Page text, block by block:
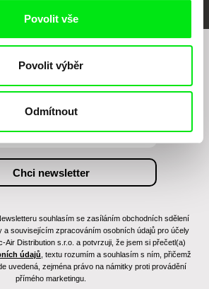
Povolit vše
Povolit výběr
Odmítnout
informováni o našem
programu?
souhlasím se zasíláním obchodních sdělení
a souvisejícím zpracováním osobních údajů pro účely
Air Distribution s.r.o. a potvrzuji, že jsem si přečetl(a)
údajů , textu rozumím a souhlasím s ním, přičemž
uvedená, zejména právo na námitky proti provádění
přímého marketingu.